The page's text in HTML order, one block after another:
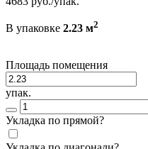
В упаковке 2.23 м2
Площадь помещения
упак.
Укладка по прямой?